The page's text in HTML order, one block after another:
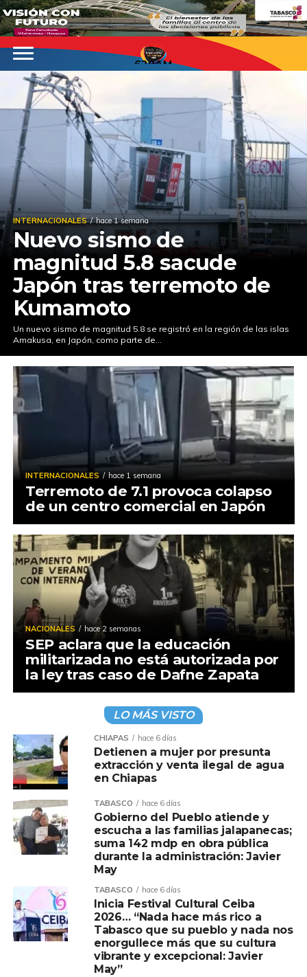
620AM
INTERNACIONALES hace 1 semana
Nuevo sismo de
magnitud 5.8 sacude
Japón tras terremoto de
Kumamoto
Un nuevo sismo de magnitud 5.8 se registró en la región de las islas
Amakusa, en Japón, como parte de...
INTERNACIONALES hace 1 semana
Terremoto de 7.1 provoca colapso
de un centro comercial en Japón
NACIONALES hace 2 semanas
SEP aclara que la educación
militarizada no está autorizada por
la ley tras caso de Dafne Zapata
LO MÁS VISTO
CHIAPAS hace 6 días
Detienen a mujer por presunta
extracción y venta ilegal de agua
en Chiapas
TABASCO hace 6 días
Gobierno del Pueblo atiende y
escucha a las familias jalapanecas;
suma 142 mdp en obra pública
durante la administración: Javier
May
TABASCO hace 6 días
Inicia Festival Cultural Ceiba
2026… “Nada hace más rico a
Tabasco que su pueblo y nada nos
enorgullece más que su cultura
vibrante y excepcional: Javier
May”